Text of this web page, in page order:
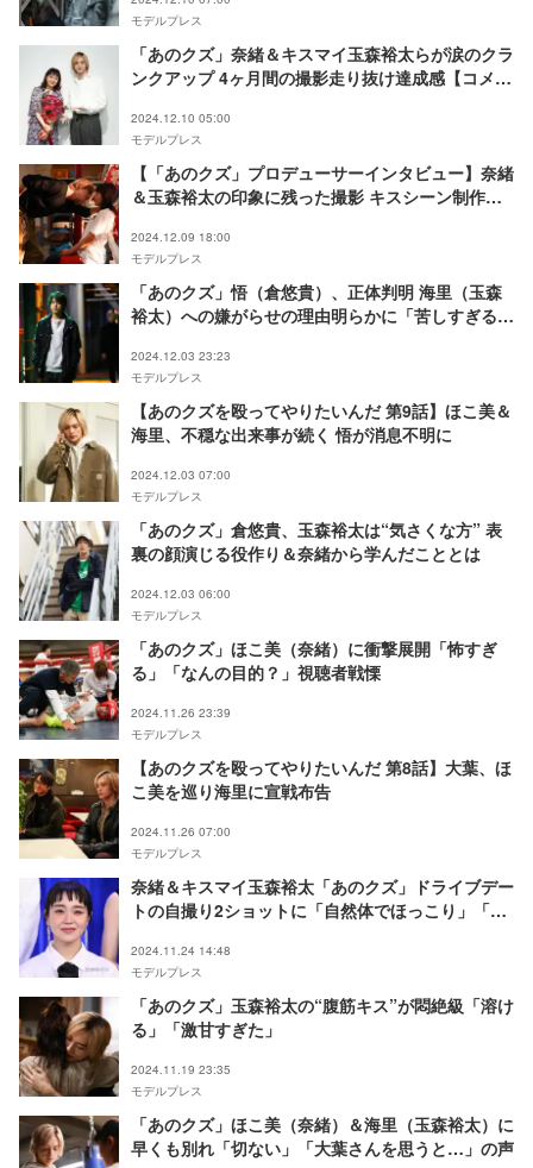
モデルプレス
「あのクズ」奈緒＆キスマイ玉森裕太らが涙のクラ
ンクアップ 4ヶ月間の撮影走り抜け達成感【コメン
2024.12.10 05:00
モデルプレス
【「あのクズ」プロデューサーインタビュー】奈緒
＆玉森裕太の印象に残った撮影 キスシーン制作秘
2024.12.09 18:00
モデルプレス
「あのクズ」悟（倉悠貴）、正体判明 海里（玉森
裕太）への嫌がらせの理由明らかに「苦しすぎる」
2024.12.03 23:23
モデルプレス
【あのクズを殴ってやりたいんだ 第9話】ほこ美＆
海里、不穏な出来事が続く 悟が消息不明に
2024.12.03 07:00
モデルプレス
「あのクズ」倉悠貴、玉森裕太は“気さくな方” 表
裏の顔演じる役作り＆奈緒から学んだこととは
2024.12.03 06:00
モデルプレス
「あのクズ」ほこ美（奈緒）に衝撃展開「怖すぎ
る」「なんの目的？」視聴者戦慄
2024.11.26 23:39
モデルプレス
【あのクズを殴ってやりたいんだ 第8話】大葉、ほ
こ美を巡り海里に宣戦布告
2024.11.26 07:00
モデルプレス
奈緒＆キスマイ玉森裕太「あのクズ」ドライブデー
トの自撮り2ショットに「自然体でほっこり」「可
2024.11.24 14:48
モデルプレス
「あのクズ」玉森裕太の“腹筋キス”が悶絶級「溶け
る」「激甘すぎた」
2024.11.19 23:35
モデルプレス
「あのクズ」ほこ美（奈緒）＆海里（玉森裕太）に
早くも別れ「切ない」「大葉さんを思うと…」の声